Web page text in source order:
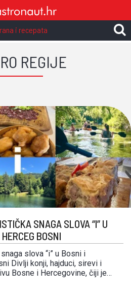
i recepata
REGIJE
SNAGA SLOVA “I” U
BOSNI
slova “i” u Bosni i
Divlji konji, hajduci, sirevi i
Bosne i Hercegovine, čiji je